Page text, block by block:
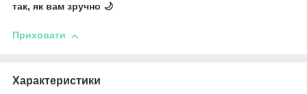
так, як вам зручно 🌙
Приховати
Характеристики